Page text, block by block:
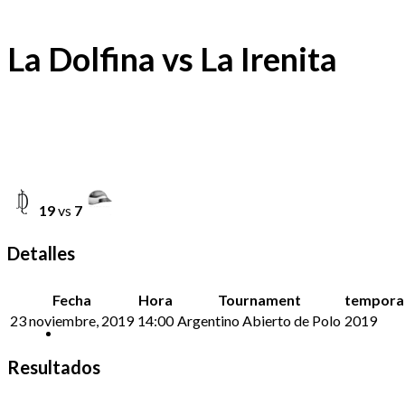
La Dolfina vs La Irenita
19vs 7
Detalles
Fecha Hora Tournament
23 noviembre, 2019 14:00 Argentino Abierto de Polo 2019
Resultados